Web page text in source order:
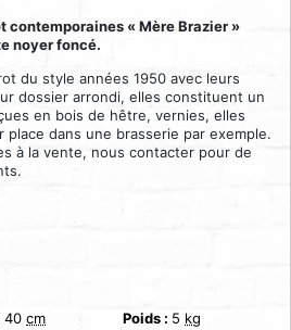
contemporaines « Mère Brazier »
noyer foncé.
du style années 1950 avec leurs
dossier arrondi, elles constituent un
en bois de hêtre, vernies, elles
dans une brasserie par exemple.
à la vente, nous contacter pour de
40 cm
Poids : 5 kg